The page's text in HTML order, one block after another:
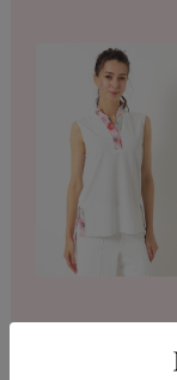
DESCRIPTION